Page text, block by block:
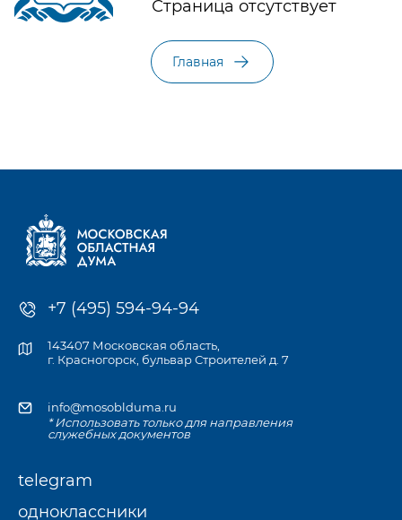
Страница отсутствует
Главная
+7 (495) 594-94-94
143407 Московская область,
г. Красногорск, бульвар Строителей д. 7
info@mosoblduma.ru
* Использовать только для направления
служебных документов
telegram
одноклассники
Единый контакт-центр
Московской областной Думы
8 (495) 594-94-94
приёмной Думы.